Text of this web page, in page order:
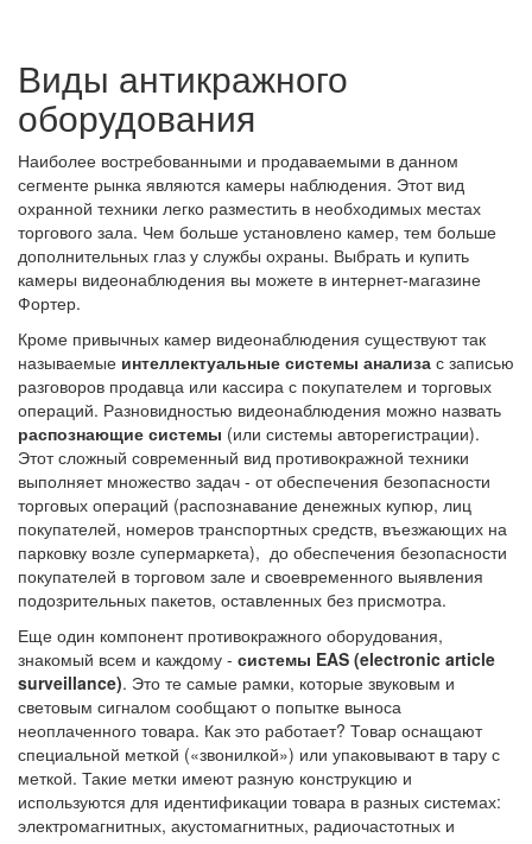
Виды антикражного
оборудования
Наиболее востребованными и продаваемыми в данном
сегменте рынка являются камеры наблюдения. Этот вид
охранной техники легко разместить в необходимых местах
торгового зала. Чем больше установлено камер, тем больше
дополнительных глаз у службы охраны. Выбрать и купить
камеры видеонаблюдения вы можете в интернет-магазине
Фортер.
Кроме привычных камер видеонаблюдения существуют так
называемые интеллектуальные системы анализа с записью
разговоров продавца или кассира с покупателем и торговых
операций. Разновидностью видеонаблюдения можно назвать
распознающие системы (или системы авторегистрации).
Этот сложный современный вид противокражной техники
выполняет множество задач - от обеспечения безопасности
торговых операций (распознавание денежных купюр, лиц
покупателей, номеров транспортных средств, въезжающих на
парковку возле супермаркета), до обеспечения безопасности
покупателей в торговом зале и своевременного выявления
подозрительных пакетов, оставленных без присмотра.
Еще один компонент противокражного оборудования,
знакомый всем и каждому - системы EAS (electronic article
surveillance). Это те самые рамки, которые звуковым и
световым сигналом сообщают о попытке выноса
неоплаченного товара. Как это работает? Товар оснащают
специальной меткой («звонилкой») или упаковывают в тару с
меткой. Такие метки имеют разную конструкцию и
используются для идентификации товара в разных системах:
электромагнитных, акустомагнитных, радиочастотных и